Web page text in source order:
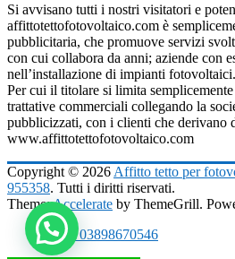
Si avvisano tutti i nostri visitatori e
affittotettofotovoltaico.com è
pubblicitaria, che promuove servizi
con cui collabora da anni; aziende con
nell’installazione di impianti fotovoltaici.
Per cui il titolare si limita
trattative commerciali collegando la
pubblicizzati, con i clienti che derivano
www.affittotettofotovoltaico.com
Copyright © 2026 Affitto tetto per
955358. Tutti i diritti riservati.
Theme:Accelerate by ThemeGrill.
P.IVA 03898670546